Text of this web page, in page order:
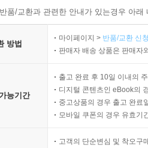
품/교환과 관련한 안내가 있는경우 아
방법
마이페이지 > 반품/교환 신
판매자 배송 상품은 판매자
능기간
출고 완료 후 10일 이내의
디지털 콘텐츠인 eBook의
중고상품의 경우 출고 완료
모바일 쿠폰의 경우 유효기
고객의 단순변심 및 착오구